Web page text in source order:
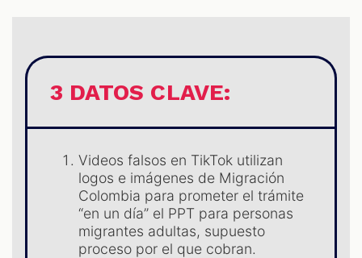
3 DATOS CLAVE:
Videos falsos en TikTok utilizan
logos e imágenes de Migración
Colombia para prometer el trámite
“en un día” el PPT para personas
migrantes adultas, supuesto
proceso por el que cobran.